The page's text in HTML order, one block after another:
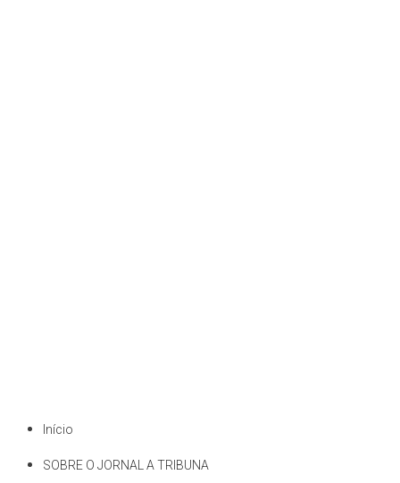
Início
SOBRE O JORNAL A TRIBUNA